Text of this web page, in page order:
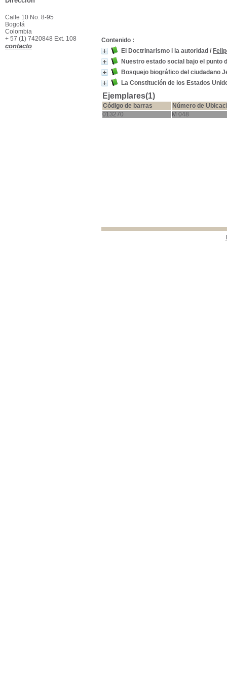
Contenido :
El Doctrinarismo i la autoridad /
Nuestro estado social bajo el punto
Bosquejo biográfico del ciudadano
La Constitución de los Estados
Ejemplares(1)
Código de barras
Número de
013270
M 048
Calle 10 No. 8-95
Bogotá
Colombia
+ 57 (1) 7420848 Ext. 108
contacto